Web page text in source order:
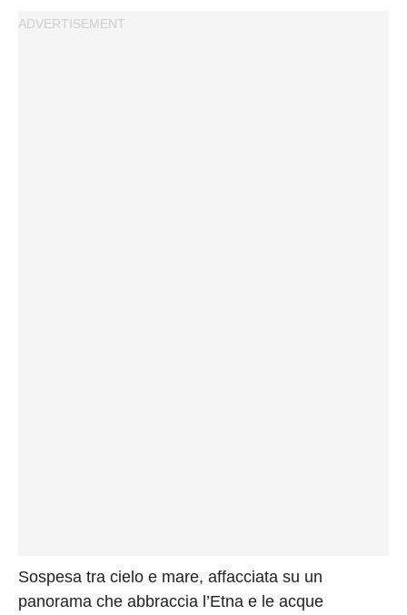
Sospesa tra cielo e mare, affacciata su un
panorama che abbraccia l’Etna e le acque